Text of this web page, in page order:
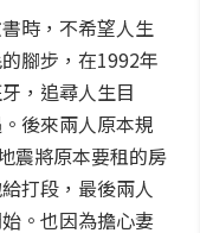
時，不希望人生
腳步，在1992年
，追尋人生目
後來兩人原本規
震將原本要租的房
打段，最後兩人
。也因為擔心妻